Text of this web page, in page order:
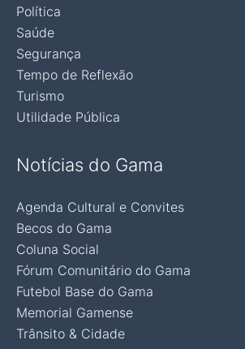
Política
Saúde
Segurança
Tempo de Reflexão
Turismo
Utilidade Pública
Notícias do Gama
Agenda Cultural e Convites
Becos do Gama
Coluna Social
Fórum Comunitário do Gama
Futebol Base do Gama
Memorial Gamense
Trânsito & Cidade